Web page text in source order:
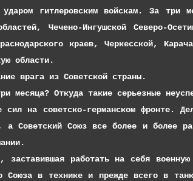
гитлеровским войскам. За три
Чечено-Ингушской Северо-
краев, Черкесской,
области.
из Советской страны.
Откуда такие серьезные
советско-германском фронте.
а Советский Союз все более и более
работать на себя военную
Союза в технике и прежде всего в